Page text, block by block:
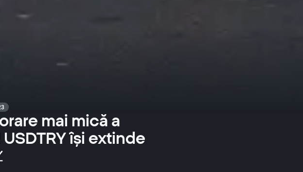
mai mică a
își extinde